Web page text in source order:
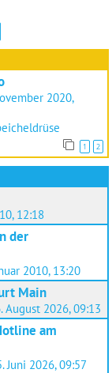
2020,
1 2
12:18
der
2010, 13:20
Main
August 2026, 09:13
am
Juni 2026, 09:57